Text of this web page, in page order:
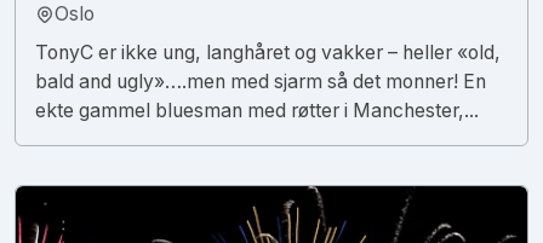
Oslo
TonyC er ikke ung, langhåret og vakker – heller «old,
bald and ugly»….men med sjarm så det monner! En
ekte gammel bluesman med røtter i Manchester,...